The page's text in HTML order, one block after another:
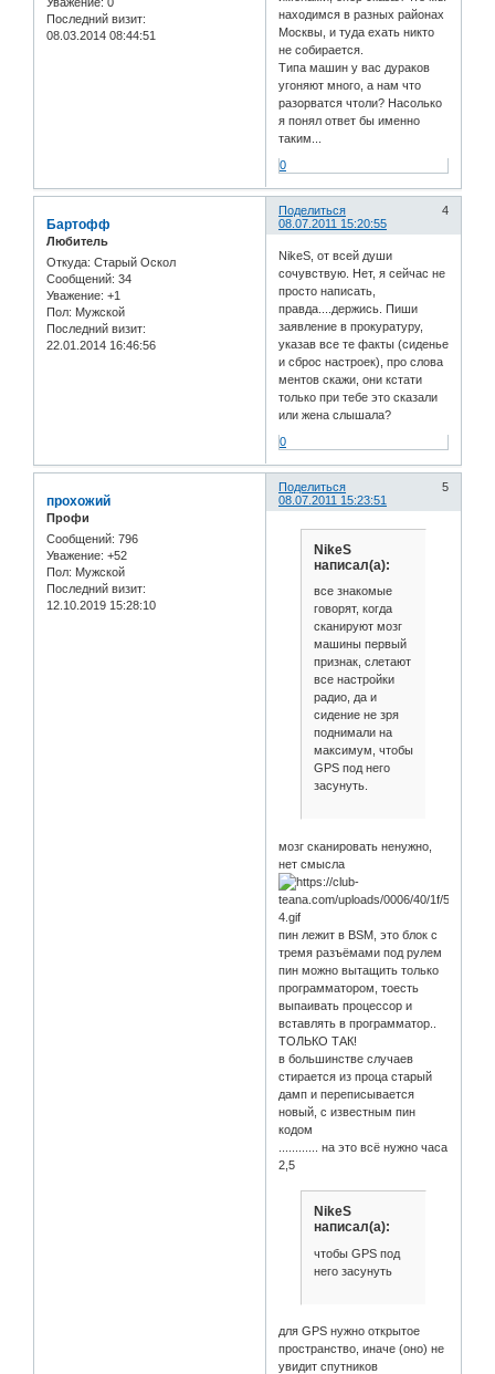
Последний визит:
08.03.2014 08:44:51
находимся в разных районах
Москвы, и туда ехать никто
не собирается.
Типа машин у вас дураков
угоняют много, а нам что
разорватся чтоли? Насолько
я понял ответ бы именно
таким...
0
Поделиться
4
08.07.2011 15:20:55
Бартофф
Любитель
Откуда: Старый Оскол
Сообщений: 34
Уважение: +1
Пол: Мужской
Последний визит:
22.01.2014 16:46:56
NikeS, от всей души
сочувствую. Нет, я сейчас не
просто написать,
правда....держись. Пиши
заявление в прокуратуру,
указав все те факты (сиденье
и сброс настроек), про слова
ментов скажи, они кстати
только при тебе это сказали
или жена слышала?
0
Поделиться
5
08.07.2011 15:23:51
прохожий
Профи
Сообщений: 796
Уважение: +52
Пол: Мужской
Последний визит:
12.10.2019 15:28:10
NikeS
написал(а):
все знакомые
говорят, когда
сканируют мозг
машины первый
признак, слетают
все настройки
радио, да и
сидение не зря
поднимали на
максимум, чтобы
GPS под него
засунуть.
мозг сканировать ненужно,
нет смысла
пин лежит в BSM, это блок с
тремя разъёмами под рулем
пин можно вытащить только
программатором, тоесть
выпаивать процессор и
вставлять в программатор..
ТОЛЬКО ТАК!
в большинстве случаев
стирается из проца старый
дамп и переписывается
новый, с известным пин
кодом
............ на это всё нужно часа
2,5
NikeS
написал(а):
чтобы GPS под
него засунуть
для GPS нужно открытое
пространство, иначе (оно) не
увидит спутников